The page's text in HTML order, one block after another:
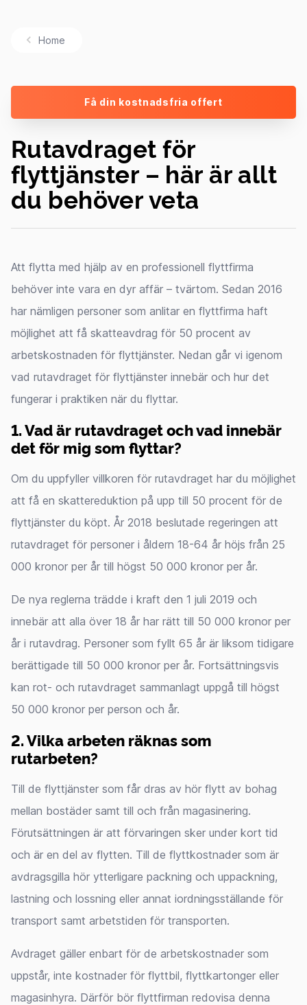
Home
Få din kostnadsfria offert
Rutavdraget för
flyttjänster – här är allt
du behöver veta
Att flytta med hjälp av en professionell flyttfirma
behöver inte vara en dyr affär – tvärtom. Sedan 2016
har nämligen personer som anlitar en flyttfirma haft
möjlighet att få skatteavdrag för 50 procent av
arbetskostnaden för flyttjänster. Nedan går vi igenom
vad rutavdraget för flyttjänster innebär och hur det
fungerar i praktiken när du flyttar.
1. Vad är rutavdraget och vad innebär
det för mig som flyttar?
Om du uppfyller villkoren för rutavdraget har du möjlighet
att få en skattereduktion på upp till 50 procent för de
flyttjänster du köpt. År 2018 beslutade regeringen att
rutavdraget för personer i åldern 18-64 år höjs från 25
000 kronor per år till högst 50 000 kronor per år.
De nya reglerna trädde i kraft den 1 juli 2019 och
innebär att alla över 18 år har rätt till 50 000 kronor per
år i rutavdrag. Personer som fyllt 65 år är liksom tidigare
berättigade till 50 000 kronor per år. Fortsättningsvis
kan rot- och rutavdraget sammanlagt uppgå till högst
50 000 kronor per person och år.
2. Vilka arbeten räknas som
rutarbeten?
Till de flyttjänster som får dras av hör flytt av bohag
mellan bostäder samt till och från magasinering.
Förutsättningen är att förvaringen sker under kort tid
och är en del av flytten. Till de flyttkostnader som är
avdragsgilla hör ytterligare packning och uppackning,
lastning och lossning eller annat iordningsställande för
transport samt arbetstiden för transporten.
Avdraget gäller enbart för de arbetskostnader som
uppstår, inte kostnader för flyttbil, flyttkartonger eller
magasinhyra. Därför bör flyttfirman redovisa denna